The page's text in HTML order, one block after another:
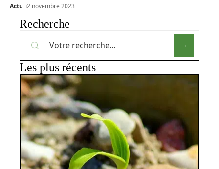
Actu 2 novembre 2023
Recherche
Les plus récents